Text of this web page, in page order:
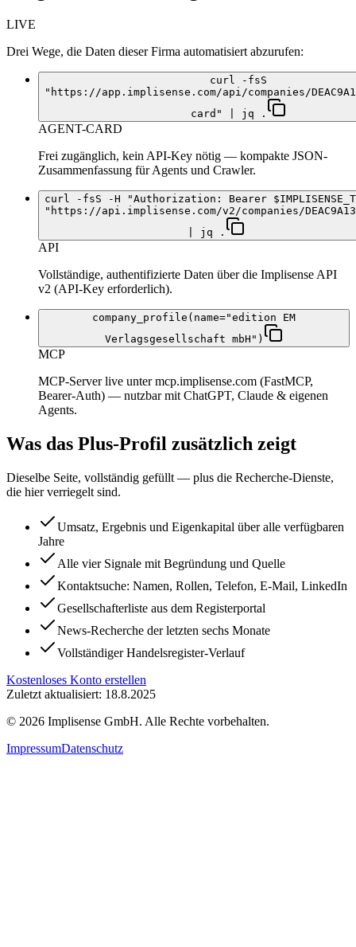
LIVE
Drei Wege, die Daten dieser Firma automatisiert abzurufen:
curl -fsS
"https://app.implisense.com/api/companies/
card" | jq .
AGENT-CARD
Frei zugänglich, kein API-Key nötig — kompakte JSON-
Zusammenfassung für Agents und Crawler.
curl -fsS -H "Authorization: Bearer
"https://api.implisense.com/v2/companies/
| jq .
API
Vollständige, authentifizierte Daten über die Implisense API
v2 (API-Key erforderlich).
company_profile(name="edition EM
Verlagsgesellschaft mbH")
MCP
MCP-Server live unter mcp.implisense.com (FastMCP,
Bearer-Auth) — nutzbar mit ChatGPT, Claude & eigenen
Agents.
Was das Plus-Profil zusätzlich zeigt
Dieselbe Seite, vollständig gefüllt — plus die Recherche-Dienste,
die hier verriegelt sind.
Umsatz, Ergebnis und Eigenkapital über alle verfügbaren
Jahre
Alle vier Signale mit Begründung und Quelle
Kontaktsuche: Namen, Rollen, Telefon, E-Mail, LinkedIn
Gesellschafterliste aus dem Registerportal
News-Recherche der letzten sechs Monate
Vollständiger Handelsregister-Verlauf
Kostenloses Konto erstellen
Zuletzt aktualisiert: 18.8.2025
© 2026 Implisense GmbH. Alle Rechte vorbehalten.
ImpressumDatenschutz